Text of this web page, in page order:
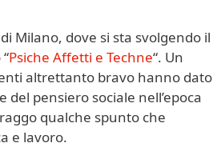
Milano, dove si sta svolgendo il
Psiche Affetti e Techne“. Un
altrettanto bravo hanno dato
pensiero sociale nell’epoca
qualche spunto che
e lavoro.